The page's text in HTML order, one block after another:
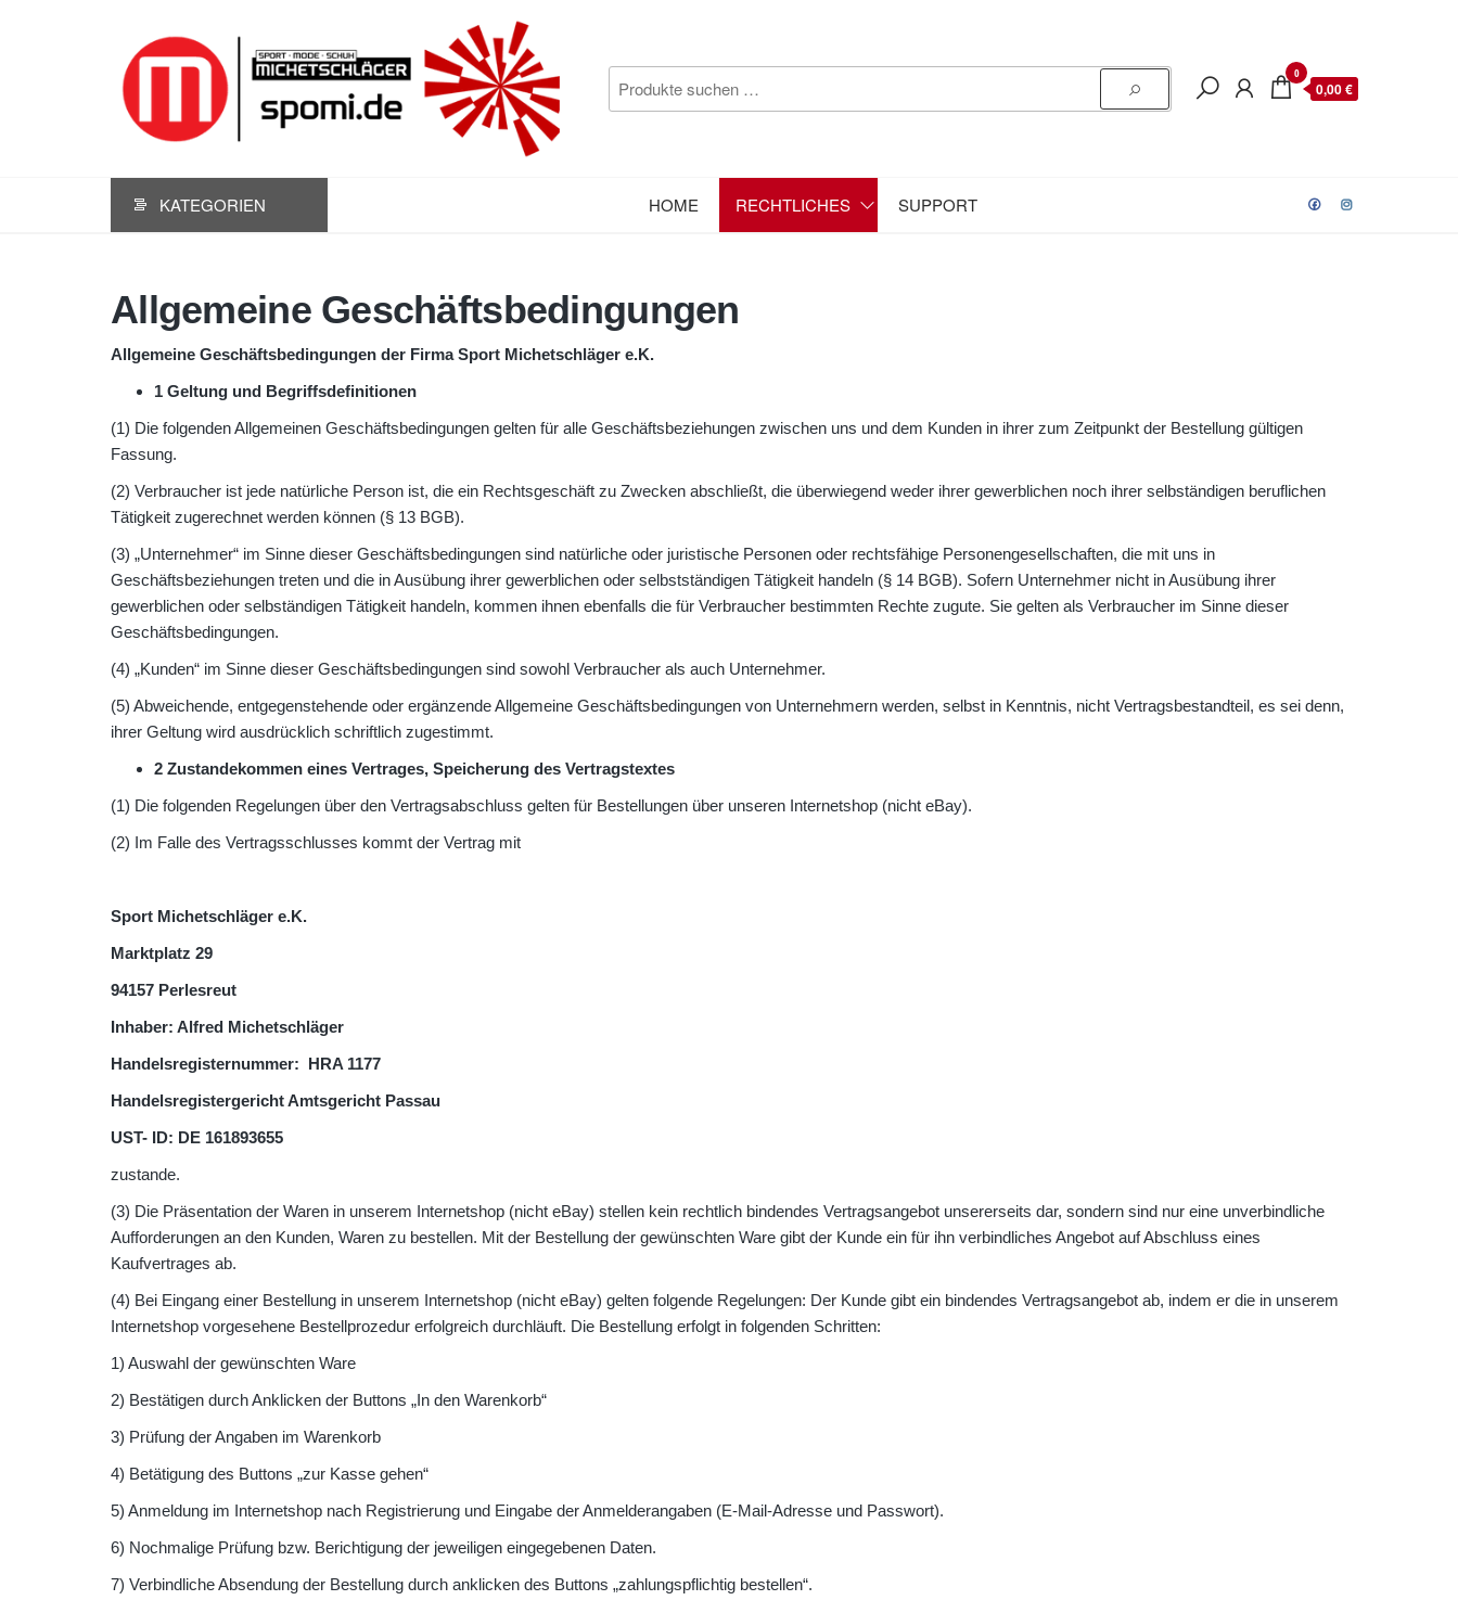
KSJ
PASSAU
0
0,00 €
KATEGORIEN HOME RECHTLICHES SUPPORT
Allgemeine Geschäftsbedingungen
Allgemeine Geschäftsbedingungen der Firma Sport Michetschläger e.K.
1 Geltung und Begriffsdefinitionen
(1) Die folgenden Allgemeinen Geschäftsbedingungen gelten für alle Geschäftsbeziehungen zwischen uns und dem Kunden in ihrer zum Zeitpunkt der Bestellung gültigen
Fassung.
(2) Verbraucher ist jede natürliche Person ist, die ein Rechtsgeschäft zu Zwecken abschließt, die überwiegend weder ihrer gewerblichen noch ihrer selbständigen beruflichen
Tätigkeit zugerechnet werden können (§ 13 BGB).
(3) „Unternehmer“ im Sinne dieser Geschäftsbedingungen sind natürliche oder juristische Personen oder rechtsfähige Personengesellschaften, die mit uns in
Geschäftsbeziehungen treten und die in Ausübung ihrer gewerblichen oder selbstständigen Tätigkeit handeln (§ 14 BGB). Sofern Unternehmer nicht in Ausübung ihrer
gewerblichen oder selbständigen Tätigkeit handeln, kommen ihnen ebenfalls die für Verbraucher bestimmten Rechte zugute. Sie gelten als Verbraucher im Sinne dieser
Geschäftsbedingungen.
(4) „Kunden“ im Sinne dieser Geschäftsbedingungen sind sowohl Verbraucher als auch Unternehmer.
(5) Abweichende, entgegenstehende oder ergänzende Allgemeine Geschäftsbedingungen von Unternehmern werden, selbst in Kenntnis, nicht Vertragsbestandteil, es sei denn,
ihrer Geltung wird ausdrücklich schriftlich zugestimmt.
2 Zustandekommen eines Vertrages, Speicherung des Vertragstextes
(1) Die folgenden Regelungen über den Vertragsabschluss gelten für Bestellungen über unseren Internetshop (nicht eBay).
(2) Im Falle des Vertragsschlusses kommt der Vertrag mit
Sport Michetschläger e.K.
Marktplatz 29
94157 Perlesreut
Inhaber: Alfred Michetschläger
Handelsregisternummer: HRA 1177
Handelsregistergericht Amtsgericht Passau
UST- ID: DE 161893655
zustande.
(3) Die Präsentation der Waren in unserem Internetshop (nicht eBay) stellen kein rechtlich bindendes Vertragsangebot unsererseits dar, sondern sind nur eine unverbindliche
Aufforderungen an den Kunden, Waren zu bestellen. Mit der Bestellung der gewünschten Ware gibt der Kunde ein für ihn verbindliches Angebot auf Abschluss eines
Kaufvertrages ab.
(4) Bei Eingang einer Bestellung in unserem Internetshop (nicht eBay) gelten folgende Regelungen: Der Kunde gibt ein bindendes Vertragsangebot ab, indem er die in unserem
Internetshop vorgesehene Bestellprozedur erfolgreich durchläuft. Die Bestellung erfolgt in folgenden Schritten:
1) Auswahl der gewünschten Ware
2) Bestätigen durch Anklicken der Buttons „In den Warenkorb“
3) Prüfung der Angaben im Warenkorb
4) Betätigung des Buttons „zur Kasse gehen“
5) Anmeldung im Internetshop nach Registrierung und Eingabe der Anmelderangaben (E-Mail-Adresse und Passwort).
6) Nochmalige Prüfung bzw. Berichtigung der jeweiligen eingegebenen Daten.
7) Verbindliche Absendung der Bestellung durch anklicken des Buttons „zahlungspflichtig bestellen“.